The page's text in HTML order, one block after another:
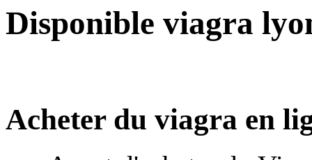
Disponible viagra
Acheter du viagra en